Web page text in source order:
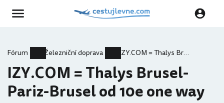
Fórum Železniční doprava IZY.COM = Thalys Brusel-Pariz-Brusel od 10e one way
IZY.COM = Thalys Brusel-
Pariz-Brusel od 10e one way